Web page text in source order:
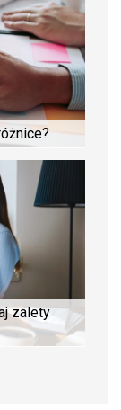
zalety